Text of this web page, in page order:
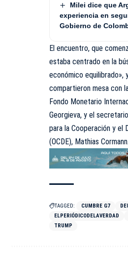
Milei dice que
experiencia en
Gobierno de
El encuentro, que
estaba centrado en la
económico equilibrado»,
compartieron mesa con
Fondo Monetario
Georgieva, y el
para la Cooperación y el
(OCDE), Mathias Cormann.
TAGGED: CUMBRE G7
ELPERIÓDICODELAVERDAD
TRUMP